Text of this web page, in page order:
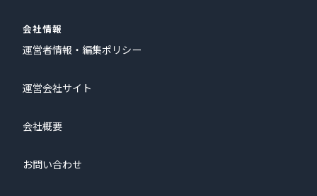
会社情報
運営者情報・編集ポリシー
運営会社サイト
会社概要
お問い合わせ